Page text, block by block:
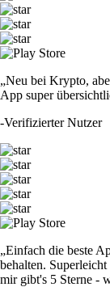
„Neu bei Krypto,
App super
-Verifizierter Nutzer
„Einfach die beste
behalten.
mir gibt's 5 Sterne -